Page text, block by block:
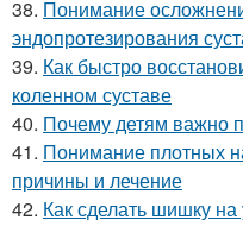
38. Понимание
эндопротезирования
39. Как быстро
коленном суставе
40. Почему детям важно
41. Понимание плотных
причины и лечение
42. Как сделать шишку